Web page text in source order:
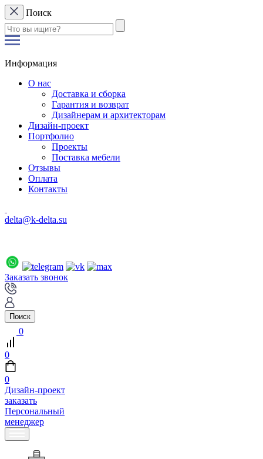
Поиск
Информация
О нас
Доставка и сборка
Гарантия и возврат
Дизайнерам и архитекторам
Дизайн-проект
Портфолио
Проекты
Поставка мебели
Отзывы
Оплата
Контакты
delta@k-delta.su
Заказать звонок
Поиск
0
0
0
Дизайн-проект
заказать
Персональный
менеджер